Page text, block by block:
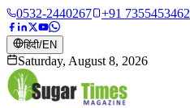
0532-2440267 +91 7355453462
हिंदी/EN
Saturday, August 8, 2026